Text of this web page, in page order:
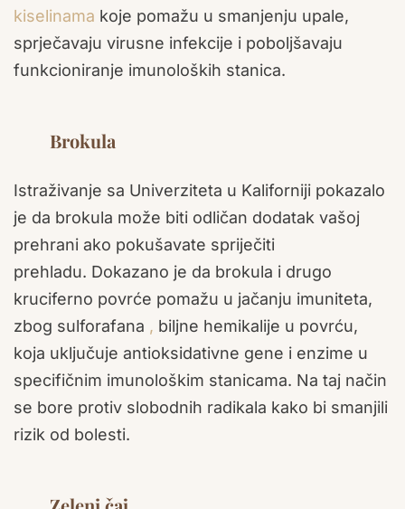
kiselinama koje pomažu u smanjenju upale,
sprječavaju virusne infekcije i poboljšavaju
funkcioniranje imunoloških stanica.
Brokula
Istraživanje sa Univerziteta u Kaliforniji pokazalo
je da brokula može biti odličan dodatak vašoj
prehrani ako pokušavate spriječiti
prehladu. Dokazano je da brokula i drugo
kruciferno povrće pomažu u jačanju imuniteta,
zbog sulforafana , biljne hemikalije u povrću,
koja uključuje antioksidativne gene i enzime u
specifičnim imunološkim stanicama. Na taj način
se bore protiv slobodnih radikala kako bi smanjili
rizik od bolesti.